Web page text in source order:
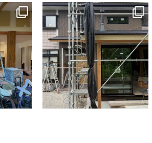
tomohouseinc
6月 3